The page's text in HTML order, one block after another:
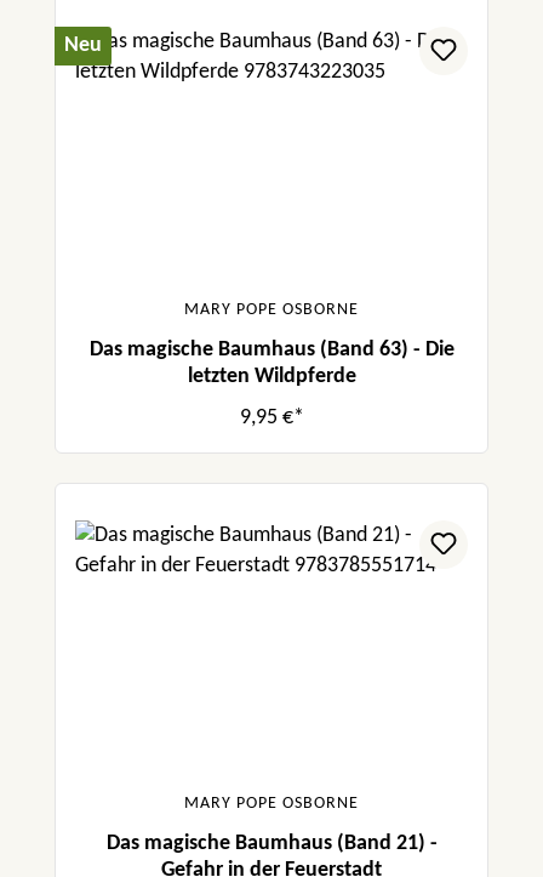
Neu
MARY POPE OSBORNE
Das magische Baumhaus (Band 63) - Die
letzten Wildpferde
9,95 €*
MARY POPE OSBORNE
Das magische Baumhaus (Band 21) -
Gefahr in der Feuerstadt